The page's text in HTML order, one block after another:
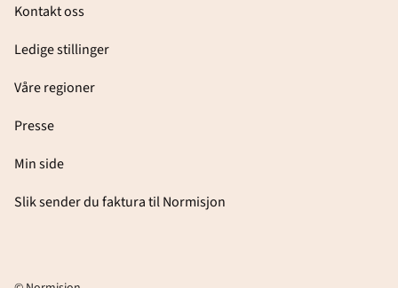
Kontakt oss
Ledige stillinger
Våre regioner
Presse
Min side
Slik sender du faktura til Normisjon